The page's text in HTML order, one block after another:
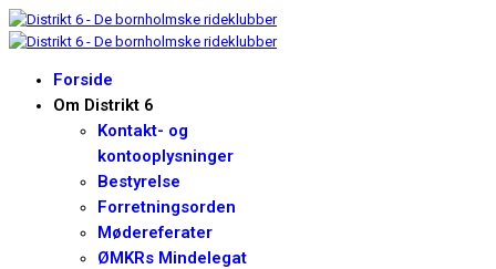
Forside
Om Distrikt 6
Kontakt- og
kontooplysninger
Bestyrelse
Forretningsorden
Mødereferater
ØMKRs Mindelegat